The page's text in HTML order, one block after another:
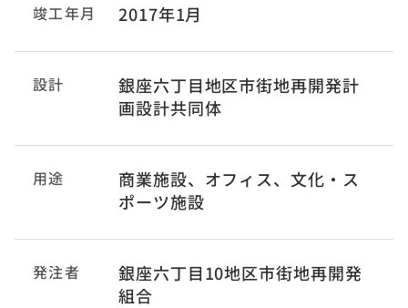
竣工年月 2017年1月
設計
銀座六丁目地区市街地再開発計
画設計共同体
用途
商業施設、オフィス、文化・ス
ポーツ施設
発注者
銀座六丁目10地区市街地再開発
組合